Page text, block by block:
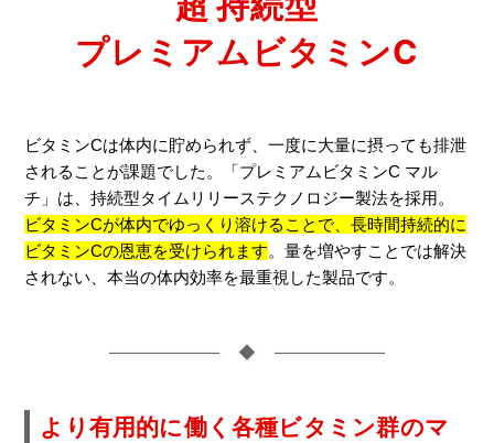
プレミアムビタミンC
ビタミンCは体内に貯められず、一度に大量に摂っても排泄
されることが課題でした。「プレミアムビタミンC マル
チ」は、持続型タイムリリーステクノロジー製法を採用。
ビタミンCが体内でゆっくり溶けることで、長時間持続的に
ビタミンCの恩恵を受けられます。量を増やすことでは解決
されない、本当の体内効率を最重視した製品です。
◆
より有用的に働く各種ビタミン群のマ